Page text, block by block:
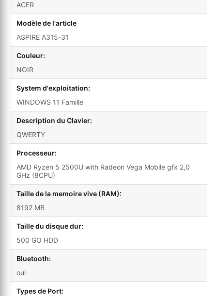
ACER
Modèle de l'article
ASPIRE A315-31
Couleur:
NOIR
System d'exploitation:
WINDOWS 11 Famille
Description du Clavier:
QWERTY
Processeur:
AMD Ryzen 5 2500U with Radeon Vega Mobile gfx 2,0
GHz (8CPU)
Taille de la memoire vive (RAM):
8192 MB
Taille du disque dur:
500 GO HDD
Bluetooth:
oui
Types de Port: